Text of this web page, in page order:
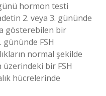
hormon testi
2. veya 3. gününde
gösterebilen bir
FSH
normal şekilde
üzerindeki bir FSH
hücrelerinde